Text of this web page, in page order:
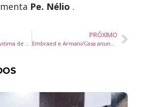
Pe. Nélio .
Menina de 2 anos é vitima de possivel estupro
PRÓXIMO
Embraed e Armani/Casa anunciam collab em um novo empreendimento frente ao mar em Balneário Camboriú